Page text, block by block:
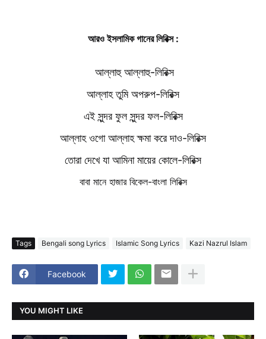
আরও ইসলামিক গানের লিরিক্স :
আল্লাহু আল্লাহু-লিরিক্স
আল্লাহ তুমি অপরুপ-লিরিক্স
এই সুন্দর ফুল সুন্দর ফল-লিরিক্স
আল্লাহ ওগো আল্লাহ ক্ষমা করে দাও-লিরিক্স
তোরা দেখে যা আমিনা মায়ের কোলে-লিরিক্স
বাবা মানে হাজার বিকেল-বাংলা লিরিক্স
Tags Bengali song Lyrics Islamic Song Lyrics Kazi Nazrul Islam
Facebook
YOU MIGHT LIKE